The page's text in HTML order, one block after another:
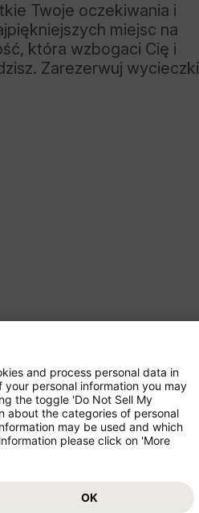
Twoje oczekiwania i
miejsc na
która wzbogaci Cię i
Zarezerwuj wycieczki